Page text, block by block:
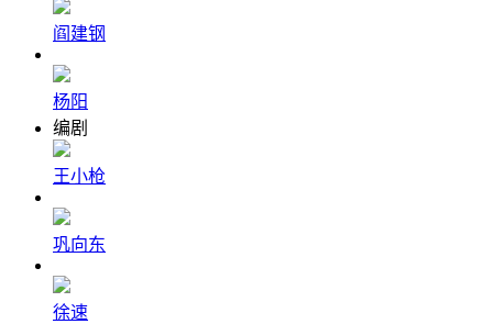
阎建钢
杨阳
编剧
王小枪
巩向东
徐速